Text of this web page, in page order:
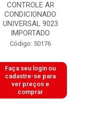
CONTROLE AR
CONDICIONADO
UNIVERSAL 9023
IMPORTADO
Código: 50176
Faça seu login ou
cadastre-se para
ver preços e
comprar